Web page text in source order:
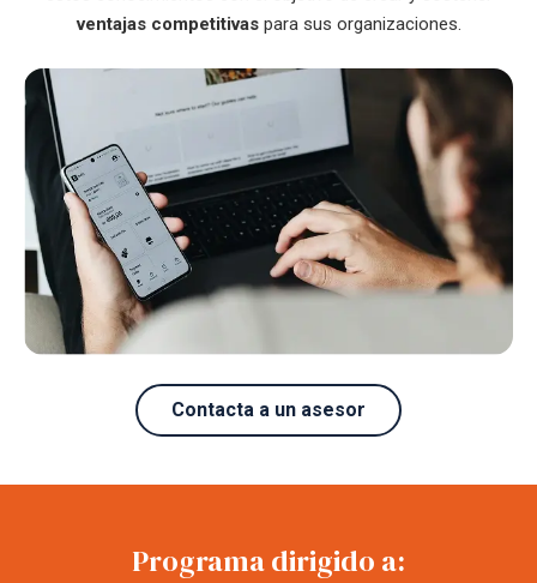
ventajas competitivaspara sus organizaciones.
Contacta a un asesor
Programa dirigido a: